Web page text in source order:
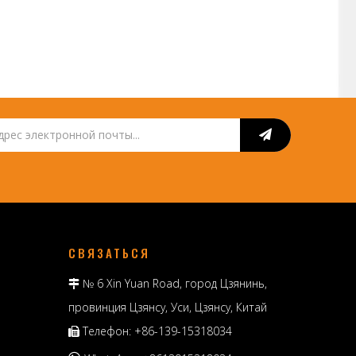
СВЯЗАТЬСЯ
 № 6 Xin Yuan Road, город Цзянинь,
провинция Цзянсу, Уси, Цзянсу, Китай
Телефон: +86-139-15318034